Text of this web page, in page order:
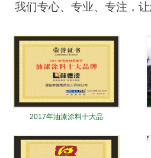
我们专心、专业、专注，
2017年油漆涂料十大品
牌